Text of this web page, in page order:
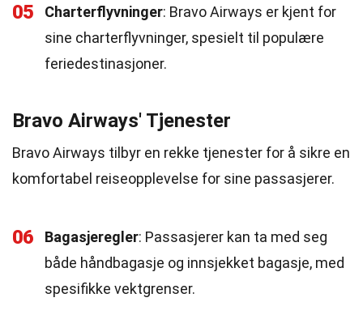
05 Charterflyvninger: Bravo Airways er kjent for
sine charterflyvninger, spesielt til populære
feriedestinasjoner.
Bravo Airways' Tjenester
Bravo Airways tilbyr en rekke tjenester for å sikre en
komfortabel reiseopplevelse for sine passasjerer.
06 Bagasjeregler: Passasjerer kan ta med seg
både håndbagasje og innsjekket bagasje, med
spesifikke vektgrenser.